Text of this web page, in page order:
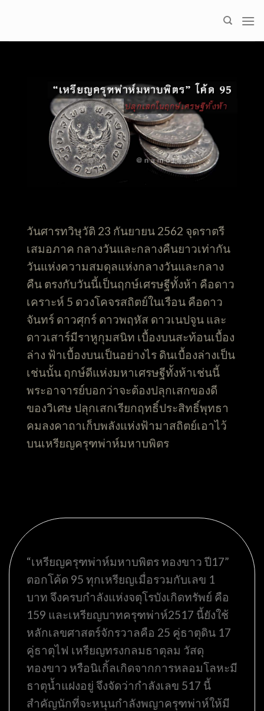
วันศารทวิษุวัติ 23 กันยายน 2562 จุดราตรี
เสมอภาค กลางวันและกลางคืนยาวเท่ากัน
วันแห่งความสมดุลแห่งกลางวันและกลาง
คืน ตรงกับวันนี้เป็นฤกษ์เศรษฐีทั้งห้า คือดาว
เคราะห์ 5 ดวงโคจรสถิตย์ในเรือน คือดาว
จันทร์ ดาวศุกร์ ดาวพฤหัส ดาวเนปจูน และ
ดาวเสาร์มีราหูกุมสนิท เบื้องบนสะท้อนเบื้อง
ล่าง ฟ้าเบื้องบนเป็นอย่างไร ดินเบื้องล่างเป็น
เช่นนั้น ฤกษ์ดีแห่งมหาเศรษฐีทั้งห้าเช่นนี้
พระอาจารย์บอกว่าจะต้องปลุกเสกของดี
ของวิเศษ ปลุกเสกเรียกฤทธิ์ประสิทธิ์พุทธา
คมลงคาถาเก็บพลังแห่งฟ้ามาสถิตย์เอาไว้
บนเหรียญครุฑพ่าห์มหาบพิตร
“เหรียญครุฑพ่าห์มหาบพิตร ทองขาว ปี17”
ตอกโค้ด 95 ทุกเหรียญเมื่อรวมกับเลข 1
บาท จึงครบกำลังแห่งจตุโรบังเกิดทรัพย์ คือ
159 และเหรียญบาทครุฑพ่าห์2517 นี้ยังใช้
หลักเลขศาสตร์จักรวาลคือ 25 คู่ธาตุดิน 17
คู่ธาตุไฟ เหรียญทรงกลมธาตุลม วัสดุ
ทองขาว หรือนิเกิ้ลเกิดจากการหลอมโลหะมี
ธาตุน้ำแฝงอยู่ จึงจัดว่ากำลังเลข 517 นี้
สำคัญนักที่จะหนุนกำลังพญาครุฑพ่าห์ให้มี